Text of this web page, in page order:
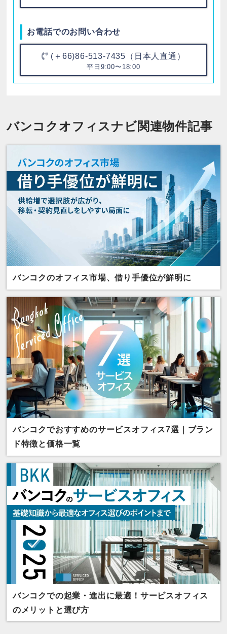
お電話でのお問い合わせ
(＋66)86-513-7435（日本人直通）
平日9:00〜18:00
バンコクオフィスナビ関連物件記事
バンコクのオフィス市場、借り手優位が鮮明に
バンコクでおすすめのサービスオフィス7選｜ブラン
ド特徴と価格一覧
バンコクでの起業・進出に最適！サービスオフィス
のメリットと選び方